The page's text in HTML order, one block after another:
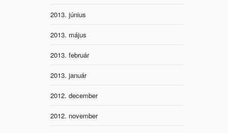
2013. június
2013. május
2013. február
2013. január
2012. december
2012. november